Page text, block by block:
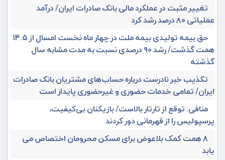
تغییر مثبت در عملکرد مالی بانک صادرات ایران/ درآمد
عملیاتی ۸۰ درصد رشد کرد
حق بیمه تولیدی بیمه ملت در چهار ماه نخست امسال از ۱۴.۵
همت گذشت/ رشد ۹۰ درصدی نسبت به مدت مشابه سال
گذشته
تکذیب خبر نادرست درباره حساب‌های مشتریان بانک صادرات
ایران/ تمامی خدمات حضوری و غیرحضوری پایدار است
منافی: توقع از تارتار بالاست/ بازیکنان بی‌کیفیت،
پرسپولیس را از قهرمانی دور کردند
۸ همت کمک بلاعوض برای مسکن محرومان اختصاص می
یابد